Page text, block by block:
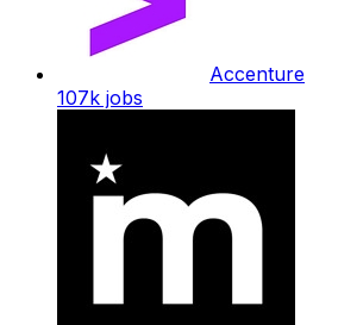
Accenture
107k jobs